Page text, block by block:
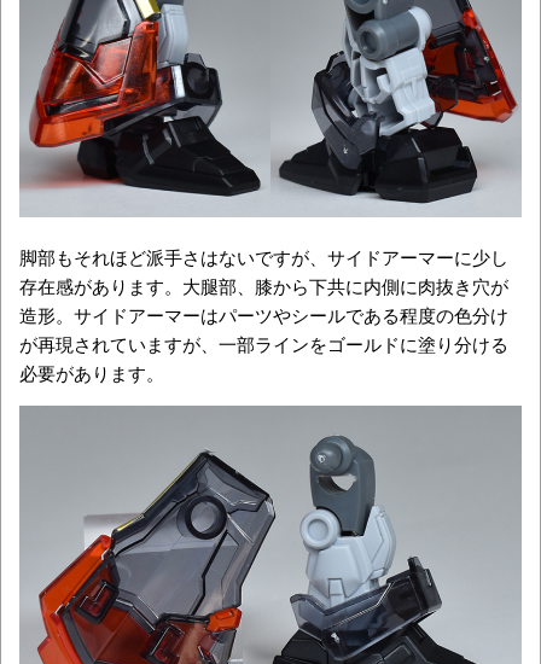
脚部もそれほど派手さはないですが、サイドアーマーに少し
存在感があります。大腿部、膝から下共に内側に肉抜き穴が
造形。サイドアーマーはパーツやシールである程度の色分け
が再現されていますが、一部ラインをゴールドに塗り分ける
必要があります。